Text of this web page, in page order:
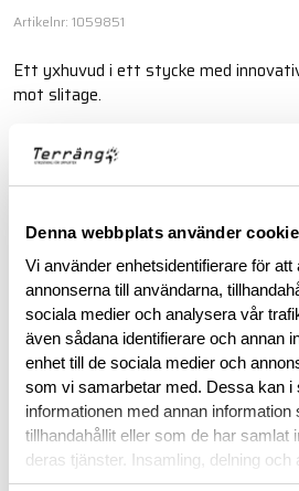
Denna webbplats använder
Vi använder enhetsidentifierare för
annonserna till användarna,
sociala medier och analysera vår
även sådana identifierare och annan
enhet till de sociala medier och
som vi samarbetar med. Dessa kan i
informationen med annan information
tillhandahållit eller som de har samlat
deras tjänster. Insamling, delning och
personuppgifter kan användas för
Artikelnr: 1059851
Ett yxhuvud i ett stycke med
mot slitage.
Läs mer
BESKRIVNING
RECENSIONER
OM VARUMÄRKET
YXOR